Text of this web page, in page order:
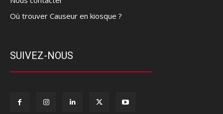
Où trouver Causeur en kiosque ?
SUIVEZ-NOUS